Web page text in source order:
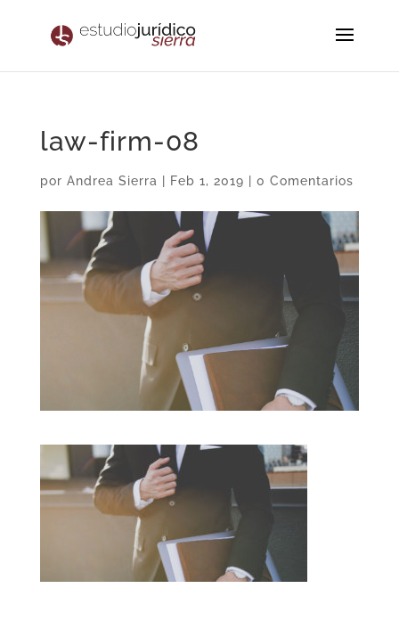
law-firm-08
por Andrea Sierra Feb 1, 2019 0 Comentarios